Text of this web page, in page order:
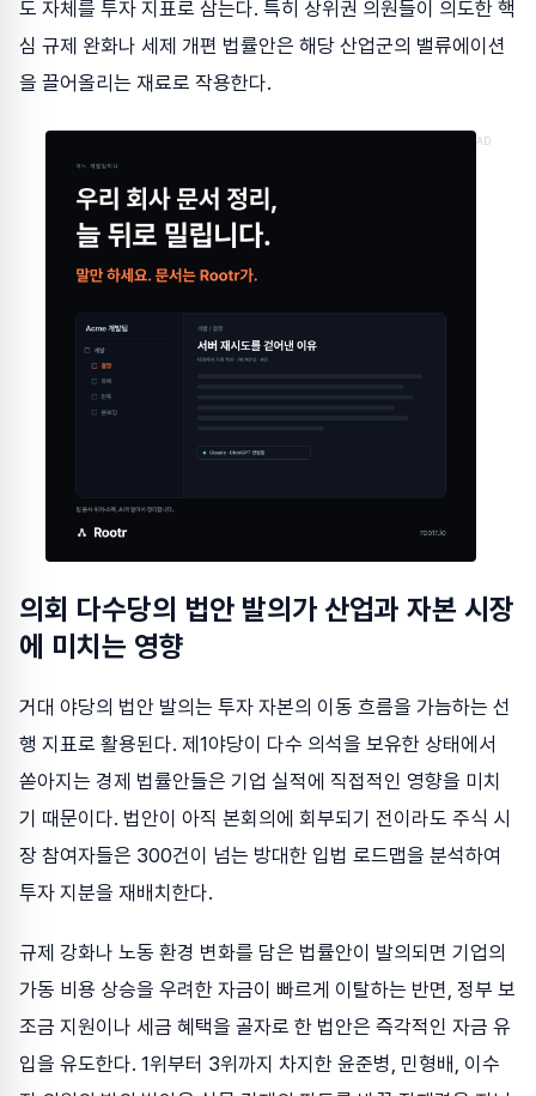
도 자체를 투자 지표로 삼는다. 특히 상위권 의원들이 의도한 핵
심 규제 완화나 세제 개편 법률안은 해당 산업군의 밸류에이션
을 끌어올리는 재료로 작용한다.
AD
의회 다수당의 법안 발의가 산업과 자본 시장
에 미치는 영향
거대 야당의 법안 발의는 투자 자본의 이동 흐름을 가늠하는 선
행 지표로 활용된다. 제1야당이 다수 의석을 보유한 상태에서
쏟아지는 경제 법률안들은 기업 실적에 직접적인 영향을 미치
기 때문이다. 법안이 아직 본회의에 회부되기 전이라도 주식 시
장 참여자들은 300건이 넘는 방대한 입법 로드맵을 분석하여
투자 지분을 재배치한다.
규제 강화나 노동 환경 변화를 담은 법률안이 발의되면 기업의
가동 비용 상승을 우려한 자금이 빠르게 이탈하는 반면, 정부 보
조금 지원이나 세금 혜택을 골자로 한 법안은 즉각적인 자금 유
입을 유도한다. 1위부터 3위까지 차지한 윤준병, 민형배, 이수